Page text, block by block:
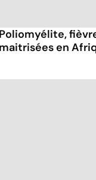
Poliomyélite,
maitrisées en